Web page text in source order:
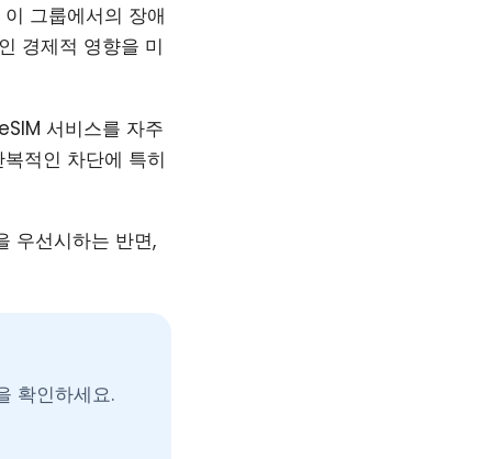
그룹에서의 장애
경제적 영향을 미
서비스를 자주
적인 차단에 특히
우선시하는 반면,
확인하세요.